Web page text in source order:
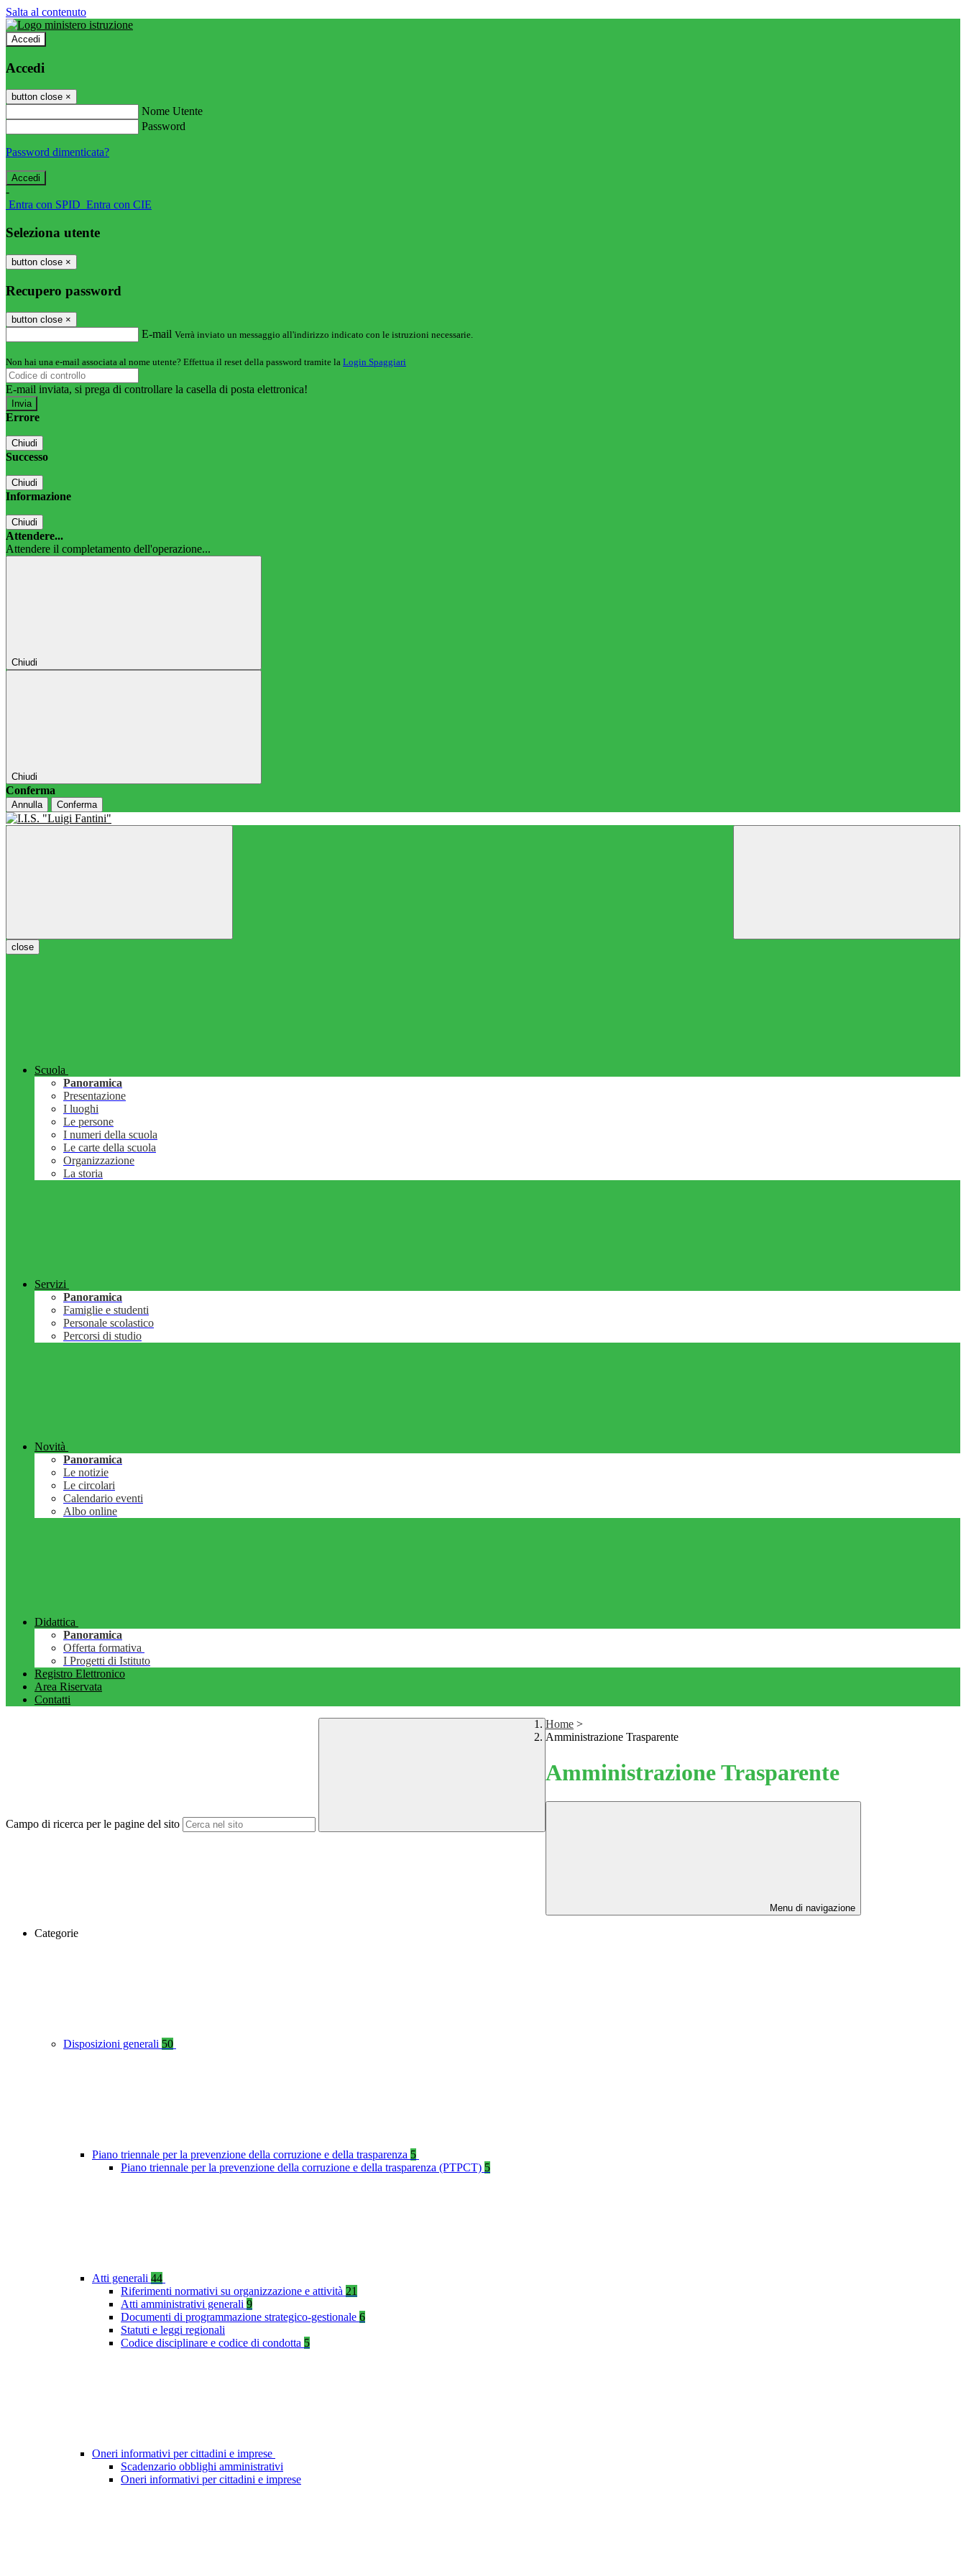
Salta al contenuto
Accedi
Accedi
button close ×
Nome Utente
Password
Password dimenticata?
-
Entra con SPID Entra con CIE
Seleziona utente
button close ×
Recupero password
button close ×
E-mail Verrà inviato un messaggio all'indirizzo indicato con le istruzioni necessarie.
Non hai una e-mail associata al nome utente? Effettua il reset della password tramite la Login Spaggiari
E-mail inviata, si prega di controllare la casella di posta elettronica!
Errore
Chiudi
Successo
Chiudi
Informazione
Chiudi
Attendere...
Attendere il completamento dell'operazione...
Chiudi
Chiudi
Conferma
Annulla Conferma
close
Scuola
Panoramica
Presentazione
I luoghi
Le persone
I numeri della scuola
Le carte della scuola
Organizzazione
La storia
Servizi
Panoramica
Famiglie e studenti
Personale scolastico
Percorsi di studio
Novità
Panoramica
Le notizie
Le circolari
Calendario eventi
Albo online
Didattica
Panoramica
Offerta formativa
I Progetti di Istituto
Registro Elettronico
Area Riservata
Contatti
Campo di ricerca per le pagine del sito
Home >
Amministrazione Trasparente
Amministrazione Trasparente
Menu di navigazione
Categorie
Disposizioni generali 50
Piano triennale per la prevenzione della corruzione e della trasparenza 5
Piano triennale per la prevenzione della corruzione e della trasparenza (PTPCT) 5
Atti generali 44
Riferimenti normativi su organizzazione e attività 21
Atti amministrativi generali 9
Documenti di programmazione strategico-gestionale 6
Statuti e leggi regionali
Codice disciplinare e codice di condotta 5
Oneri informativi per cittadini e imprese
Scadenzario obblighi amministrativi
Oneri informativi per cittadini e imprese